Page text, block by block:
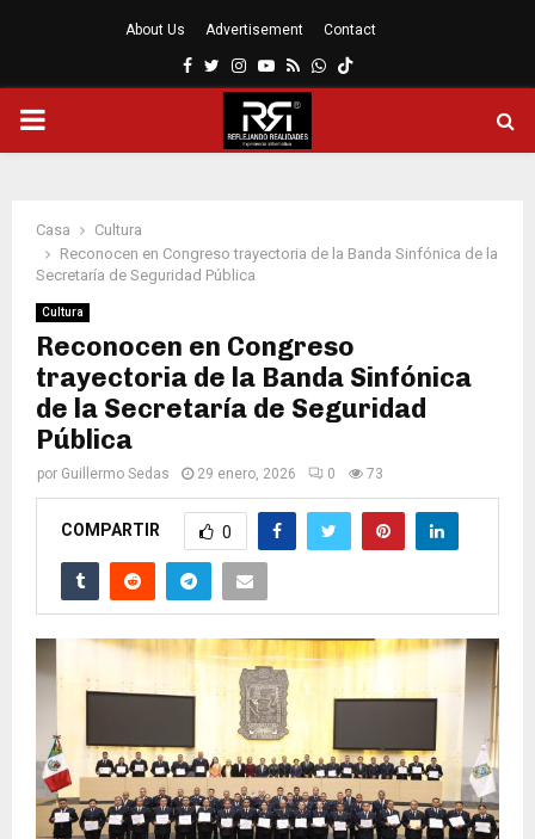
About Us Advertisement Contact
Facebook
Twitter
Instagram
Youtube
RssWhatsapp
MENÚ
Casa
Cultura
Reconocen en Congreso trayectoria de la Banda Sinfónica de la
Secretaría de Seguridad Pública
Cultura
Reconocen en Congreso
trayectoria de la Banda Sinfónica
de la Secretaría de Seguridad
Pública
por Guillermo Sedas 29 enero, 2026 0 73
COMPARTIR 0